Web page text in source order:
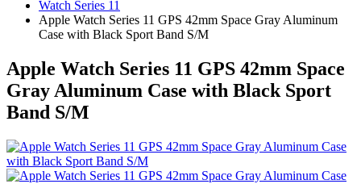
Watch Series 11
Apple Watch Series 11 GPS 42mm Space Gray Aluminum
Case with Black Sport Band S/M
Apple Watch Series 11 GPS 42mm Space
Gray Aluminum Case with Black Sport
Band S/M